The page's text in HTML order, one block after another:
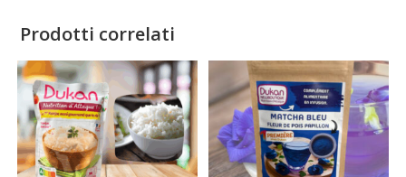
Prodotti correlati